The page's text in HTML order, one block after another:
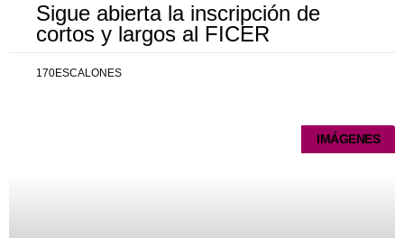
Sigue abierta la inscripción de
cortos y largos al FICER
170ESCALONES
IMÁGENES